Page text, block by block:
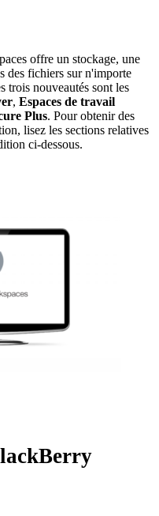
offre un stockage, une
des fichiers sur n'importe
trois nouveautés sont les
, Espaces de travail
Plus. Pour obtenir des
lisez les sections relatives
ci-dessous.